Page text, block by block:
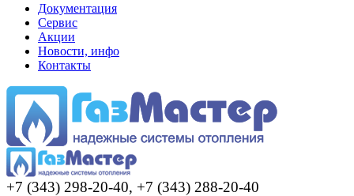
Документация
Сервис
Акции
Новости, инфо
Контакты
+7 (343) 298-20-40, +7 (343) 288-20-40